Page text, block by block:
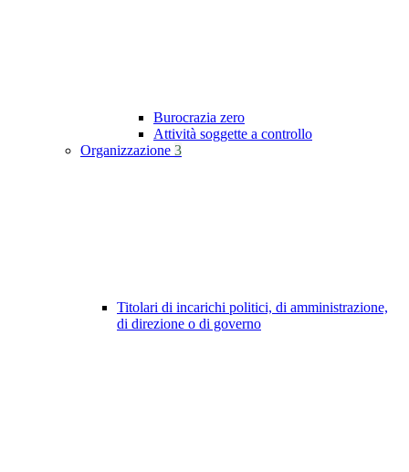
Burocrazia zero
Attività soggette a controllo
Organizzazione 3
Titolari di incarichi politici, di amministrazione,
di direzione o di governo